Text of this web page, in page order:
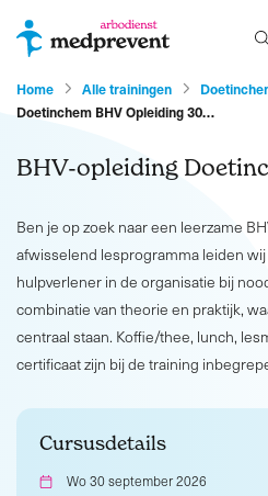
Home Alle trainingen
Doetinchem BHV Opleiding 30…
BHV-opleiding
Ben je op zoek naar een leerzame
afwisselend lesprogramma leiden
hulpverlener in de organisatie bij
combinatie van theorie en praktijk,
centraal staan. Koffie/thee, lunch,
certificaat zijn bij de training
Cursusdetails
Wo 30 september 2026